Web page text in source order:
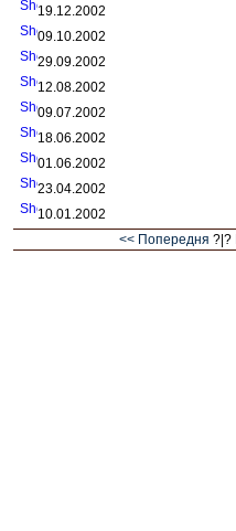
19.12.2002
09.10.2002
29.09.2002
12.08.2002
09.07.2002
18.06.2002
01.06.2002
23.04.2002
10.01.2002
<< Попередня ?|?